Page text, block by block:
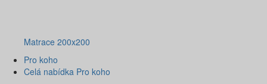
Matrace 200x200
Pro koho
Celá nabídka Pro koho